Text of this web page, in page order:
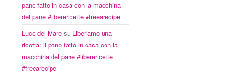
pane fatto in casa con la macchina
del pane #liberericette #freearecipe
Luce del Mare su Liberiamo una
ricetta: il pane fatto in casa con la
macchina del pane #liberericette
#freearecipe